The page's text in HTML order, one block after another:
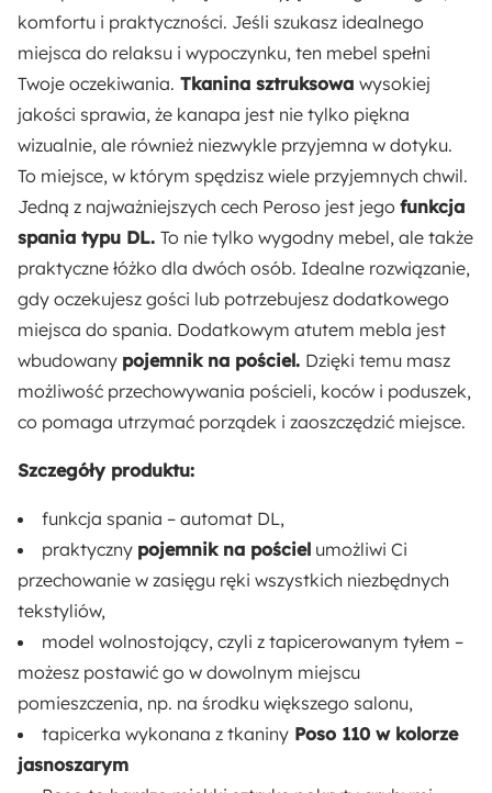
Materiał siedziska:
Pianka poliuretanowa
Sposób rozkładania:
Wózek
Odpowiedzialny wybór:
Wyprodukowano w Polsce
Wysokość:
75 cm
Głębokość:
Szerokość:
Wysokość nóżek:
1.5 cm
Wysokość siedziska:
42 cm
Głębokość siedziska:
75 cm
komfortu i praktyczności. Jeśli szukasz idealnego
miejsca do relaksu i wypoczynku, ten mebel spełni
Twoje oczekiwania. Tkanina sztruksowa wysokiej
jakości sprawia, że kanapa jest nie tylko piękna
wizualnie, ale również niezwykle przyjemna w dotyku.
To miejsce, w którym spędzisz wiele przyjemnych chwil.
Jedną z najważniejszych cech Peroso jest jego funkcja
spania typu DL. To nie tylko wygodny mebel, ale także
praktyczne łóżko dla dwóch osób. Idealne rozwiązanie,
gdy oczekujesz gości lub potrzebujesz dodatkowego
miejsca do spania. Dodatkowym atutem mebla jest
wbudowany pojemnik na pościel. Dzięki temu masz
możliwość przechowywania pościeli, koców i poduszek,
co pomaga utrzymać porządek i zaoszczędzić miejsce.
Szczegóły produktu:
funkcja spania – automat DL,
praktyczny pojemnik na pościel umożliwi Ci
przechowanie w zasięgu ręki wszystkich niezbędnych
tekstyliów,
model wolnostojący, czyli z tapicerowanym tyłem –
możesz postawić go w dowolnym miejscu
pomieszczenia, np. na środku większego salonu,
tapicerka wykonana z tkaniny Poso 110 w kolorze
jasnoszarym